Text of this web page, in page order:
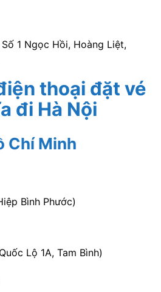
1 Ngọc Hồi, Hoàng Liệt,
thoại đặt vé
đi Hà Nội
Chí Minh
Bình Phước)
Lộ 1A, Tam Bình)